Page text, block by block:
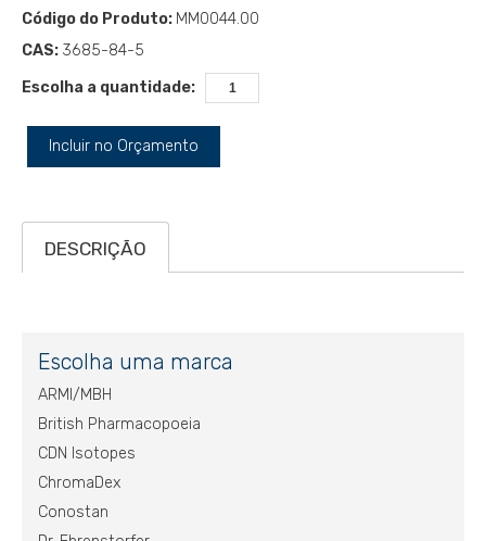
Código do Produto: MM0044.00
CAS: 3685-84-5
Escolha a quantidade:
Incluir no Orçamento
DESCRIÇÃO
Escolha uma marca
ARMI/MBH
British Pharmacopoeia
CDN Isotopes
ChromaDex
Conostan